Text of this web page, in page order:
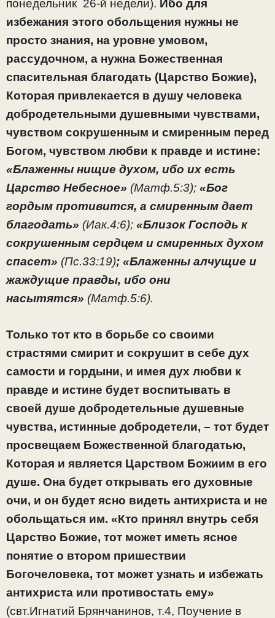
понедельник 26-й недели). Ибо для
избежания этого обольщения нужны не
просто знания, на уровне умовом,
рассудочном, а нужна Божественная
спасительная благодать (Царство Божие),
Которая привлекается в душу человека
добродетельными душевными чувствами,
чувством сокрушенным и смиренным перед
Богом, чувством любви к правде и истине:
«Блаженны нищие духом, ибо их есть
Царство Небесное» (Матф.5:3); «Бог
гордым противится, а смиренным дает
благодать» (Иак.4:6); «Близок Господь к
сокрушенным сердцем и смиренных духом
спасет» (Пс.33:19); «Блаженны алчущие и
жаждущие правды, ибо они
насытятся» (Матф.5:6).
Только тот кто в борьбе со своими
страстями смирит и сокрушит в себе дух
самости и гордыни, и имея дух любви к
правде и истине будет воспитывать в
своей душе добродетельные душевные
чувства, истинные добродетели, – тот будет
просвещаем Божественной благодатью,
Которая и является Царством Божиим в его
душе. Она будет открывать его духовные
очи, и он будет ясно видеть антихриста и не
обольщаться им. «Кто принял внутрь себя
Царство Божие, тот может иметь ясное
понятие о втором пришествии
Богочеловека, тот может узнать и избежать
антихриста или противостать ему»
(свт.Игнатий Брянчанинов, т.4, Поучение в